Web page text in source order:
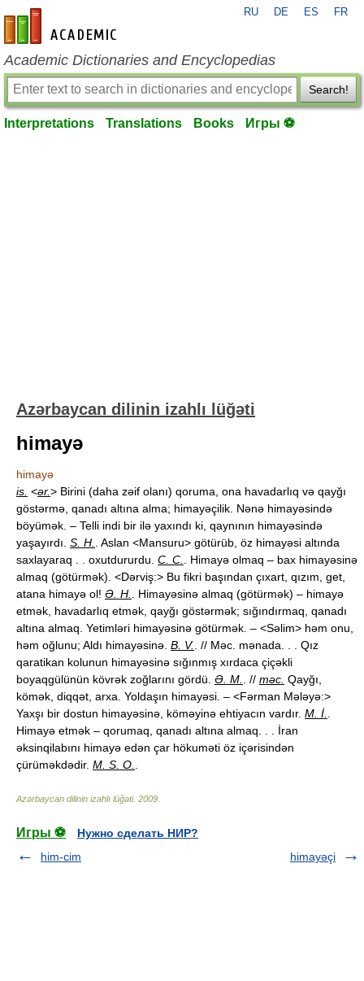
en-academic.com
RU DE ES FR
Academic Dictionaries and Encyclopedias
Search!
Interpretations Translations Books Игры ⚽
Azərbaycan dilinin izahlı lüğəti
himayə
himayə
is. <ər.> Birini (daha zəif olanı) qoruma, ona havadarlıq və qayğı
göstərmə, qanadı altına alma; himayəçilik. Nənə himayəsində
böyümək. – Telli indi bir ilə yaxındı ki, qaynının himayəsində
yaşayırdı. S. H.
. Aslan <Mansuru> götürüb, öz himayəsi altında
saxlayaraq . . oxutdururdu. C. C.
. Himayə olmaq – bax himayəsinə
almaq (götürmək). <Dərviş:> Bu fikri başından çıxart, qızım, get,
atana himayə ol! Ə. H.
. Himayəsinə almaq (götürmək) – himayə
etmək, havadarlıq etmək, qayğı göstərmək; sığındırmaq, qanadı
altına almaq. Yetimləri himayəsinə götürmək. – <Səlim> həm onu,
həm oğlunu; Aldı himayəsinə. B. V. . // Məc. mənada. . . Qız
qaratikan kolunun himayəsinə sığınmış xırdaca çiçəkli
boyaqgülünün kövrək zoğlarını gördü. Ə. M. . // məc. Qayğı,
kömək, diqqət, arxa. Yoldaşın himayəsi. – <Fərman Mələyə:>
Yaxşı bir dostun himayəsinə, köməyinə ehtiyacın vardır. M. İ.
Himayə etmək – qorumaq, qanadı altına almaq. . . İran
əksinqilabını himayə edən çar hökuməti öz içərisindən
çürüməkdədir. M. S. O.
Azərbaycan dilinin izahlı lüğəti. 2009
Игры ⚽
Нужно сделать НИР?
him-cim
himayəçi